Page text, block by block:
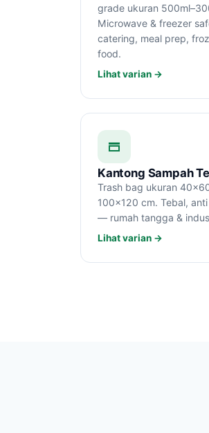
grade ukuran
Microwave & freezer
catering, meal prep,
food.
Lihat varian →
Kantong Sampah
Trash bag ukuran
100×120 cm. Tebal,
— rumah tangga &
Lihat varian →